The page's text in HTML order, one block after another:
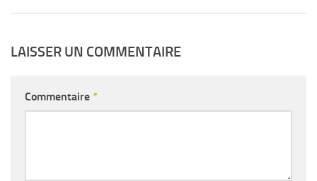
LAISSER UN COMMENTAIRE
Commentaire *